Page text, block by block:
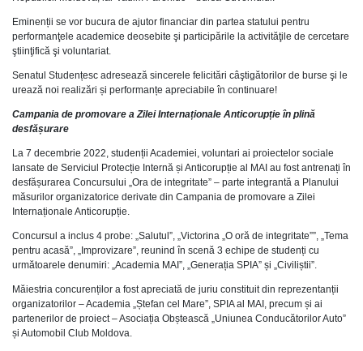
Eminenții se vor bucura de ajutor financiar din partea statului pentru
performanţele academice deosebite şi participările la activităţile de cercetare
ştiinţifică şi voluntariat.
Senatul Studențesc adresează sincerele felicitări câştigătorilor de burse şi le
urează noi realizări și performanțe apreciabile în continuare!
Campania de promovare a Zilei Internaționale Anticorupție în plină
desfășurare
La 7 decembrie 2022, studenții Academiei, voluntari ai proiectelor sociale
lansate de Serviciul Protecție Internă și Anticorupție al MAI au fost antrenați în
desfășurarea Concursului „Ora de integritate” – parte integrantă a Planului
măsurilor organizatorice derivate din Campania de promovare a Zilei
Internaționale Anticorupție.
Concursul a inclus 4 probe: „Salutul”, „Victorina „O oră de integritate””, „Tema
pentru acasă”, „Improvizare”, reunind în scenă 3 echipe de studenți cu
următoarele denumiri: „Academia MAI”, „Generația SPIA” și „Civiliștii”.
Măiestria concurenților a fost apreciată de juriu constituit din reprezentanții
organizatorilor – Academia „Ștefan cel Mare”, SPIA al MAI, precum și ai
partenerilor de proiect – Asociația Obștească „Uniunea Conducătorilor Auto”
și Automobil Club Moldova.